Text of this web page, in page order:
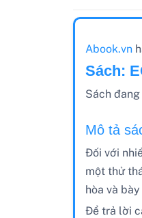
Abook.vn
Sách:
Sách
Mô tả
Đối với
một thử
hòa và
Để trả lời